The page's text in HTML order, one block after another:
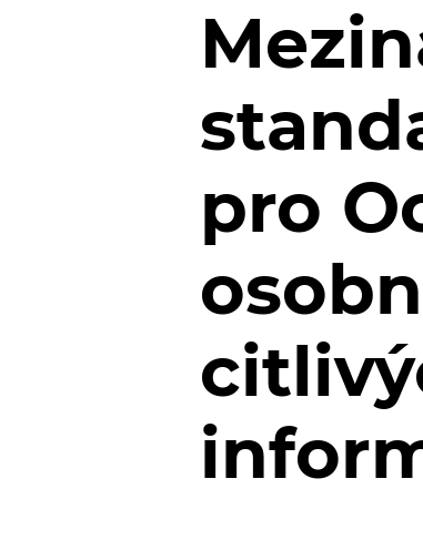
pro